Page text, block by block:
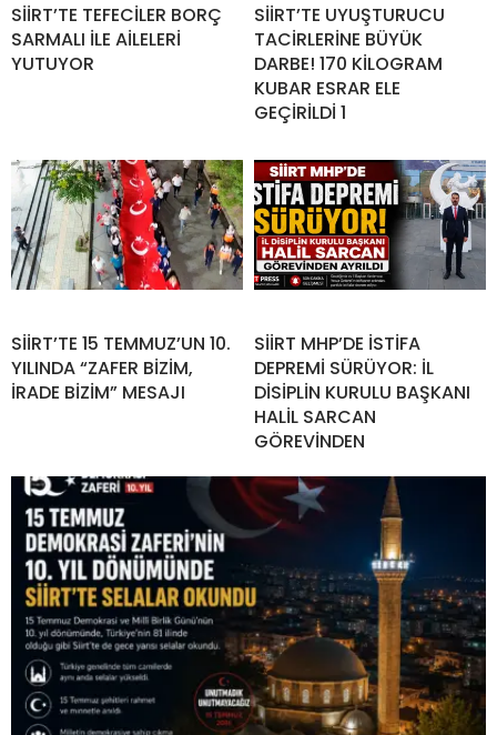
SİİRT’TE TEFECİLER BORÇ
SARMALI İLE AİLELERİ
YUTUYOR
SİİRT’TE UYUŞTURUCU
TACİRLERİNE BÜYÜK
DARBE! 170 KİLOGRAM
KUBAR ESRAR ELE
GEÇİRİLDİ 1
SİİRT’TE 15 TEMMUZ’UN 10.
YILINDA “ZAFER BİZİM,
İRADE BİZİM” MESAJI
SİİRT MHP’DE İSTİFA
DEPREMİ SÜRÜYOR: İL
DİSİPLİN KURULU BAŞKANI
HALİL SARCAN
GÖREVİNDEN